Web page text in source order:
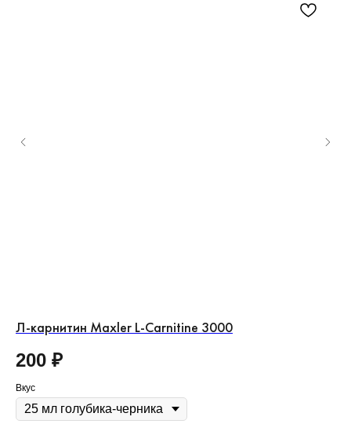
Л-карнитин Maxler L-Carnitine 3000
200 ₽
Вкус